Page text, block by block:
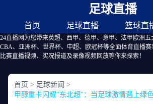
足球直播
首页 足球直播 篮球直
24直播网为您带来英超、西甲、德甲、意甲、法甲欧洲五
CBA、亚洲杯、世界杯、中超、欧冠杯等全面体育直播
比赛直播视频、实况报道及录像视频回放等你来探索！
首页 > 足球新闻 >
甲醇重卡闪耀"东北超"：当足球激情遇上绿